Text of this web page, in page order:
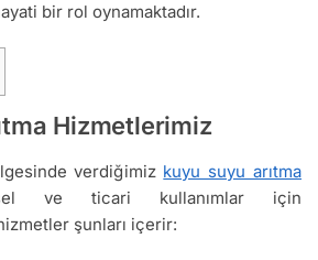
bir rol oynamaktadır.
Hizmetlerimiz
verdiğimiz kuyu suyu arıtma
ve ticari kullanımlar için
şunları içerir: